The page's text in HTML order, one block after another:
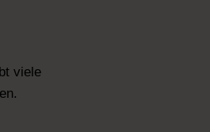
viele